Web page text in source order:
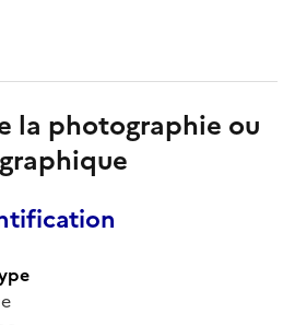
la photographie ou